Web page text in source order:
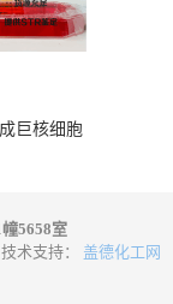
巨核细胞
5658室
技术支持： 盖德化工网